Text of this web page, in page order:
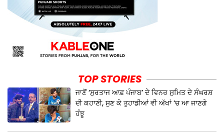
TOP STORIES
ਜਾਣੋਂ ‘ਸੁਰਤਾਜ ਆਫ਼ ਪੰਜਾਬ’ ਦੇ ਵਿਨਰ ਸੁਮਿਤ ਦੇ ਸੰਘਰਸ਼
ਦੀ ਕਹਾਣੀ, ਸੁਣ ਕੇ ਤੁਹਾਡੀਆਂ ਵੀ ਅੱਖਾਂ ‘ਚ ਆ ਜਾਣਗੇ
ਹੰਝੂ